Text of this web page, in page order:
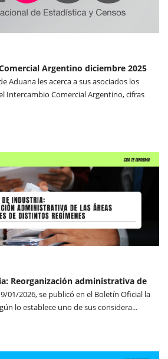
Argentino diciembre 2025
Aduana les acerca a sus asociados los
Intercambio Comercial Argentino, cifras
Reorganización administrativa de
01/2026, se publicó en el Boletín Oficial la
lo establece uno de sus considera...